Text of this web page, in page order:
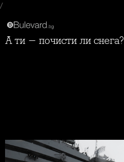
/
А ти - почисти ли снега?